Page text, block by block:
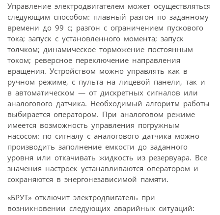
Управление электродвигателем может осуществляться
следующим способом: плавный разгон по заданному
времени до 99 с; разгон с ограничением пускового
тока; запуск с установленного момента; запуск
толчком; динамическое торможение постоянным
током; реверсное переключение направления
вращения. Устройством можно управлять как в
ручном режиме, с пульта на лицевой панели, так и
в автоматическом — от дискретных сигналов или
аналогового датчика. Необходимый алгоритм работы
выбирается оператором. При аналоговом режиме
имеется возможность управления погружным
насосом: по сигналу с аналогового датчика можно
производить заполнение емкости до заданного
уровня или откачивать жидкость из резервуара. Все
значения настроек устанавливаются оператором и
сохраняются в энергонезависимой памяти.
«БРУТ» отключит электродвигатель при
возникновении следующих аварийных ситуаций: